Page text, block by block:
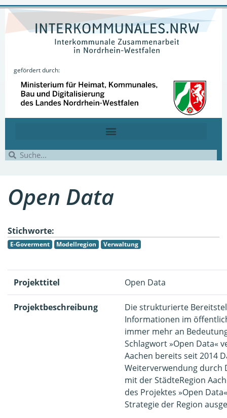
gefördert durch:
Open Data
Stichworte:
E-Goverment Modellregion Verwaltung
Projekttitel Open Data
Projektbeschreibung
Die strukturierte
Informationen im
immer mehr an
Schlagwort »Open Data«
Aachen bereits seit 2014
Weiterverwendung durch
mit der StädteRegion
des Projektes »Open
Strategie der Region